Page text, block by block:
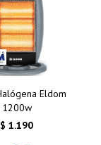
Eldom
1200w
$ 1.190